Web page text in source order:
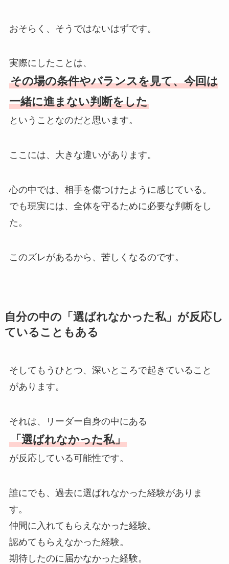
おそらく、そうではないはずです。
実際にしたことは、
その場の条件やバランスを見て、今回は
一緒に進まない判断をした
ということなのだと思います。
ここには、大きな違いがあります。
心の中では、相手を傷つけたように感じている。
でも現実には、全体を守るために必要な判断をし
た。
このズレがあるから、苦しくなるのです。
自分の中の「選ばれなかった私」が反応し
ていることもある
そしてもうひとつ、深いところで起きていること
があります。
それは、リーダー自身の中にある
「選ばれなかった私」
が反応している可能性です。
誰にでも、過去に選ばれなかった経験がありま
す。
仲間に入れてもらえなかった経験。
認めてもらえなかった経験。
期待したのに届かなかった経験。